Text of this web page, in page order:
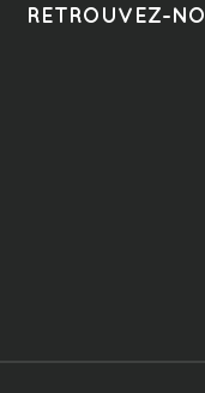
RETROUVEZ-